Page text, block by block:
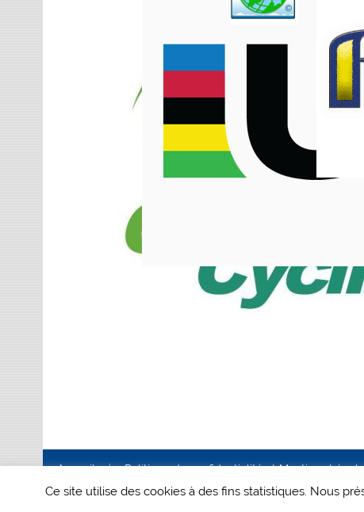
Accueil Politique de confidentialité et Mentions
Ce site utilise des cookies à des fins statistiques. Nous